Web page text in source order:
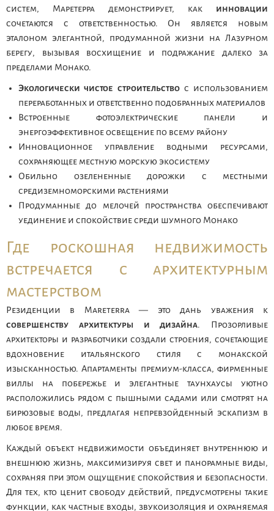
систем, Маретерра демонстрирует, как инновации
сочетаются с ответственностью. Он является новым
эталоном элегантной, продуманной жизни на Лазурном
берегу, вызывая восхищение и подражание далеко за
пределами Монако.
Экологически чистое строительствос использованием
переработанных и ответственно подобранных материалов
Встроенные фотоэлектрические панели и
энергоэффективное освещение по всему району
Инновационное управление водными ресурсами,
сохраняющее местную морскую экосистему
Обильно озелененные дорожки с местными
средиземноморскими растениями
Продуманные до мелочей пространства обеспечивают
уединение и спокойствие среди шумного Монако
Где роскошная недвижимость
встречается с архитектурным
мастерством
Резиденции в Mareterra — это дань уважения к
совершенству архитектуры и дизайна. Прозорливые
архитекторы и разработчики создали строения, сочетающие
вдохновение итальянского стиля с монакской
изысканностью. Апартаменты премиум-класса, фирменные
виллы на побережье и элегантные таунхаусы уютно
расположились рядом с пышными садами или смотрят на
бирюзовые воды, предлагая непревзойденный эскапизм в
любое время.
Каждый объект недвижимости объединяет внутреннюю и
внешнюю жизнь, максимизируя свет и панорамные виды,
сохраняя при этом ощущение спокойствия и безопасности.
Для тех, кто ценит свободу действий, предусмотрены такие
функции, как частные входы, звукоизоляция и охраняемая